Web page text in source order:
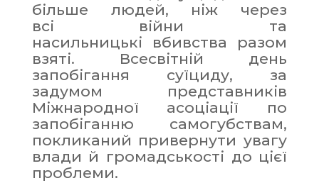
більше людей, ніж через
всі війни та
насильницькі вбивства разом
взяті. Всесвітній день
запобігання суїциду, за
задумом представників
Міжнародної асоціації по
запобіганню самогубствам,
покликаний привернути увагу
влади й громадськості до цієї
проблеми.